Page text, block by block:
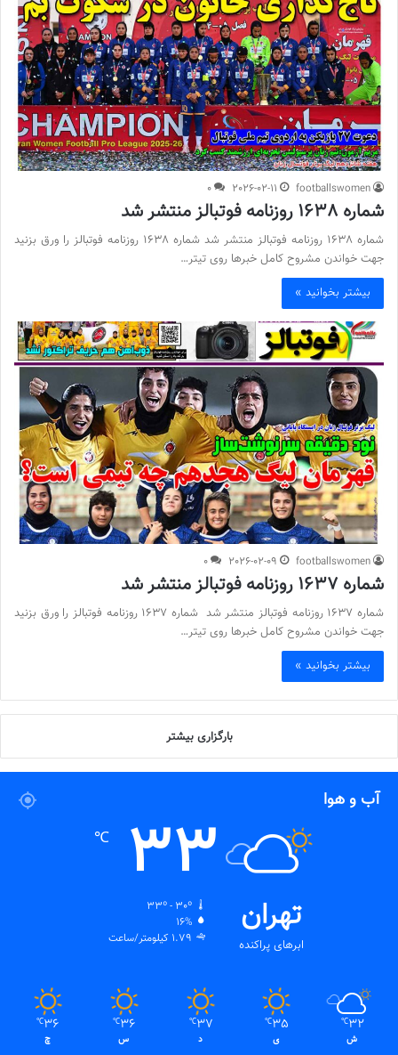
footballswomen
2026-02-11
0
شماره 1638 روزنامه فوتبالز منتشر شد
شماره 1638 روزنامه فوتبالز منتشر شد شماره 1638 روزنامه فوتبالز را ورق بزنید
جهت خواندن مشروح کامل خبرها روی تیتر…
بیشتر بخوانید »
footballswomen
2026-02-09
0
شماره 1637 روزنامه فوتبالز منتشر شد
شماره 1637 روزنامه فوتبالز منتشر شد شماره 1637 روزنامه فوتبالز را ورق بزنید
جهت خواندن مشروح کامل خبرها روی تیتر…
بیشتر بخوانید »
بارگزاری بیشتر
آب و هوا
تهران
ابرهای پراکنده
33
℃
33º - 30º
16%
1.79 کیلومتر/ساعت
32
℃
ش
35
℃
ی
37
℃
د
36
℃
س
36
℃
چ